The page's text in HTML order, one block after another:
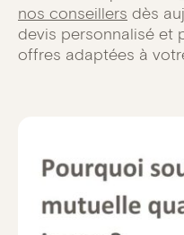
nos conseillers dès
devis personnalisé et
offres adaptées à